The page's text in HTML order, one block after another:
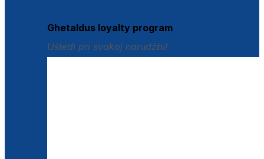
Ghetaldus loyalty program
Uštedi pri svakoj narudžbi!